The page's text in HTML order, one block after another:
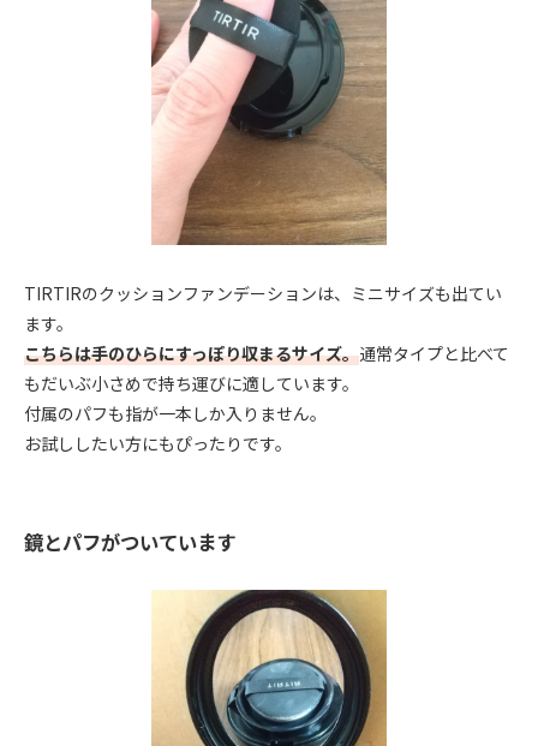
TIRTIRのクッションファンデーションは、ミニサイズも出てい
ます。
こちらは手のひらにすっぽり収まるサイズ。通常タイプと比べて
もだいぶ小さめで持ち運びに適しています。
付属のパフも指が一本しか入りません。
お試ししたい方にもぴったりです。
鏡とパフがついています